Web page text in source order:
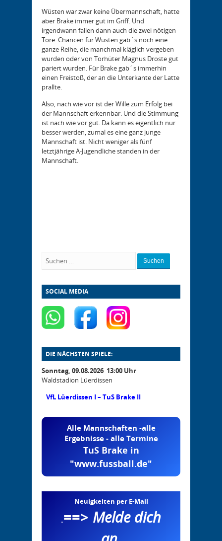
Wüsten war zwar keine Übermannschaft, hatte
aber Brake immer gut im Griff. Und
irgendwann fallen dann auch die zwei nötigen
Tore. Chancen für Wüsten gab´s noch eine
ganze Reihe, die manchmal kläglich vergeben
wurden oder von Torhüter Magnus Droste gut
pariert wurden. Für Brake gab´s immerhin
einen Freistoß, der an die Unterkante der Latte
prallte.
Also, nach wie vor ist der Wille zum Erfolg bei
der Mannschaft erkennbar. Und die Stimmung
ist nach wie vor gut. Da kann es eigentlich nur
besser werden, zumal es eine ganz junge
Mannschaft ist. Nicht weniger als fünf
letztjährige A-Jugendliche standen in der
Mannschaft.
Suchen
SOCIAL MEDIA
DIE NÄCHSTEN SPIELE:
Sonntag, 09.08.2026 13:00 Uhr
Waldstadion Lüerdissen
VfL Lüerdissen I – TuS Brake II
Alle Mannschaften -alle
Ergebnisse - alle Termine
TuS Brake in
"www.fussball.de"
Neuigkeiten per E-Mail
.==> Melde dich